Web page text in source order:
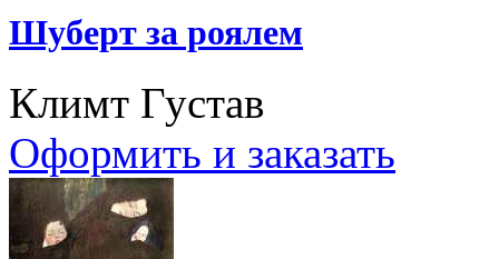
Шуберт за роялем
Климт Густав
Оформить и заказать